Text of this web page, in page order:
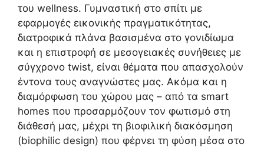
του wellness. Γυμναστική στο σπίτι με
εφαρμογές εικονικής πραγματικότητας,
διατροφικά πλάνα βασισμένα στο γονιδίωμα
και η επιστροφή σε μεσογειακές συνήθειες με
σύγχρονο twist, είναι θέματα που απασχολούν
έντονα τους αναγνώστες μας. Ακόμα και η
διαμόρφωση του χώρου μας – από τα smart
homes που προσαρμόζουν τον φωτισμό στη
διάθεσή μας, μέχρι τη βιοφιλική διακόσμηση
(biophilic design) που φέρνει τη φύση μέσα στο